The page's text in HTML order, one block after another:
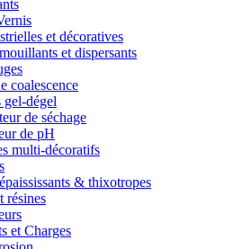
et décoratives
et dispersants
coalescence
dégel
de séchage
de pH
multi-décoratifs
& thixotropes
résines
et Charges